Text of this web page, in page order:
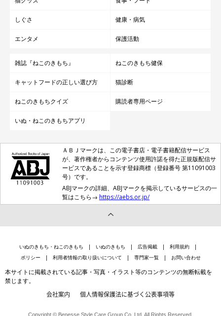
に、飼い主さんができること
しぐさ 健康・病気
エンタメ 保護活動
雑誌『ねこのきもち』 ねこのきもち健保
キャットフードの正しい選び方 猫診断
ねこのきもちクイズ 購読者専用ページ
いぬ・ねこのきもちアプリ
ＡＢＪマークは、この電子書店・電子書籍配信サービス
が、著作権者からコンテンツ使用許諾を得た正規版配信サ
ービスであることを示す登録商標（登録番号 第11091003
号）です。
ABJマークの詳細、ABJマークを掲示しているサービスの一
覧はこちら→ https://aebs.or.jp/
いぬのきもち・ねこのきもち いぬのきもち 広告掲載
利用規約
ポリシー
利用者情報の取り扱いについて 専門家一覧 お問い合わせ
本サイトに掲載されている記事・写真・イラスト等のコンテンツの無断転載を
禁じます。
会社案内 個人情報保護法に基づく公表事項等
Copyright © Benesse Style Care Group Co.,Ltd. All Rights Reserved.